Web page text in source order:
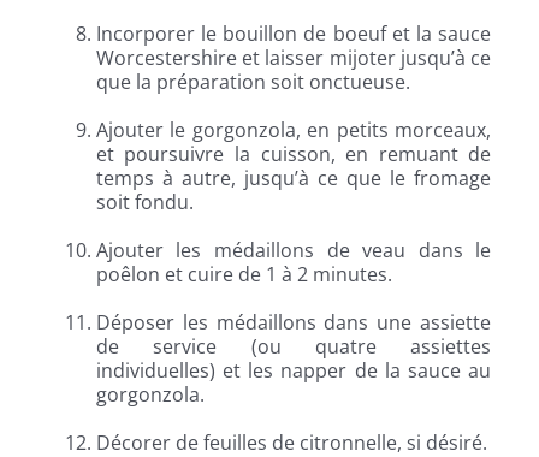
Incorporer le bouillon de boeuf et la sauce
Worcestershire et laisser mijoter jusqu’à ce
que la préparation soit onctueuse.
Ajouter le gorgonzola, en petits morceaux,
et poursuivre la cuisson, en remuant de
temps à autre, jusqu’à ce que le fromage
soit fondu.
Ajouter les médaillons de veau dans le
poêlon et cuire de 1 à 2 minutes.
Déposer les médaillons dans une assiette
de service (ou quatre assiettes
individuelles) et les napper de la sauce au
gorgonzola.
Décorer de feuilles de citronnelle, si désiré.